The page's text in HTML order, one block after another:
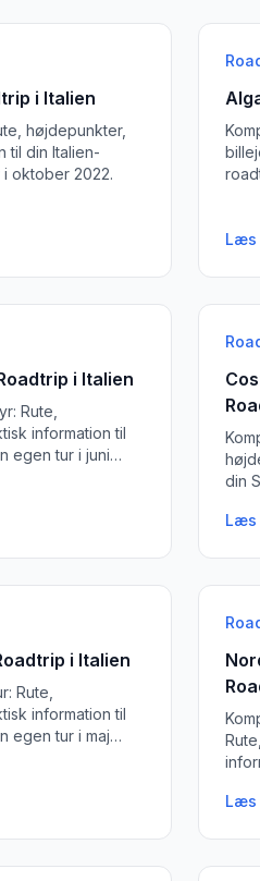
i Italien
højdepunkter,
til din Italien-
oktober 2022.
Læs
i Italien
Rute,
information til
egen tur i juni
din
Læs
i Italien
Rute,
information til
egen tur i maj
Læs